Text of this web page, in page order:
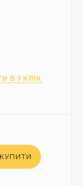
В 1 КЛІК
КУПИТИ